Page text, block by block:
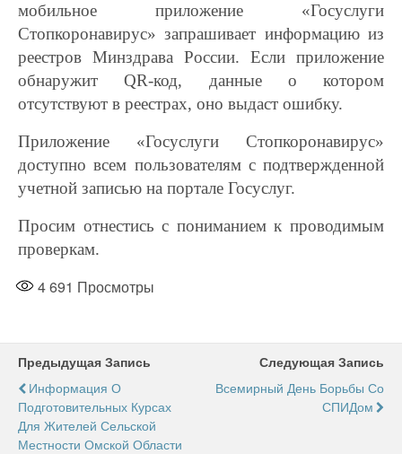
мобильное приложение «Госуслуги
Стопкоронавирус» запрашивает информацию из
реестров Минздрава России. Если приложение
обнаружит QR-код, данные о котором
отсутствуют в реестрах, оно выдаст ошибку.
Приложение «Госуслуги Стопкоронавирус»
доступно всем пользователям с подтвержденной
учетной записью на портале Госуслуг.
Просим отнестись с пониманием к проводимым
проверкам.
4 691 Просмотры
Предыдущая Запись
Информация О
Подготовительных Курсах
Для Жителей Сельской
Местности Омской Области
Следующая Запись
Всемирный День Борьбы Со
СПИДом